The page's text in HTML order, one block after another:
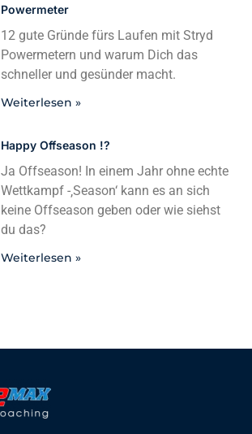
Powermeter
12 gute Gründe fürs Laufen mit Stryd
Powermetern und warum Dich das
schneller und gesünder macht.
Weiterlesen »
Happy Offseason !?
Ja Offseason! In einem Jahr ohne echte
Wettkampf -‚Season‘ kann es an sich
keine Offseason geben oder wie siehst
du das?
Weiterlesen »